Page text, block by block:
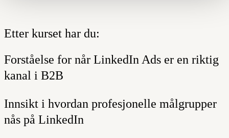
Etter kurset har du:
Forståelse for når LinkedIn Ads er en riktig
kanal i B2B
Innsikt i hvordan profesjonelle målgrupper
nås på LinkedIn